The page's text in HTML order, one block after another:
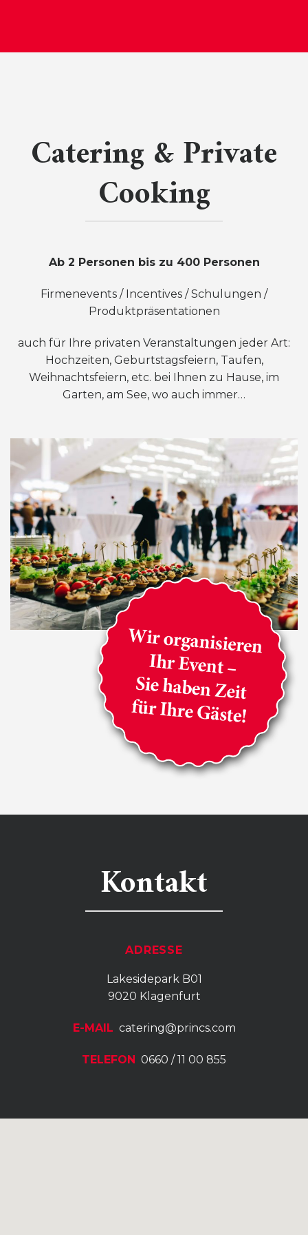
Catering & Private
Cooking
Ab 2 Personen bis zu 400 Personen
Firmenevents / Incentives / Schulungen /
Produktpräsentationen
auch für Ihre privaten Veranstaltungen jeder Art:
Hochzeiten, Geburtstagsfeiern, Taufen,
Weihnachtsfeiern, etc. bei Ihnen zu Hause, im
Garten, am See, wo auch immer…
Kontakt
ADRESSE
Lakesidepark B01
9020 Klagenfurt
E-MAIL catering@princs.com
TELEFON 0660 / 11 00 855